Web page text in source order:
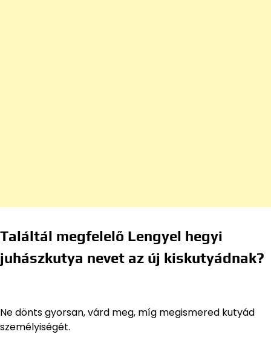
Találtál megfelelő Lengyel hegyi
juhászkutya nevet az új kiskutyádnak?
Ne dönts gyorsan, várd meg, míg megismered kutyád
személyiségét.